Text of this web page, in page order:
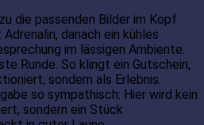
die passenden Bilder im Kopf
danach ein kühles
im lässigen Ambiente.
Runde. So klingt ein Gutschein,
sondern als Erlebnis.
so sympathisch: Hier wird kein
sondern ein Stück